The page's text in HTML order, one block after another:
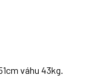
váhu 43kg.